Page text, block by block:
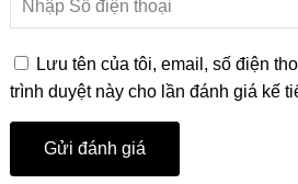
Lưu tên của tôi, email, số điện
trình duyệt này cho lần đánh giá kế